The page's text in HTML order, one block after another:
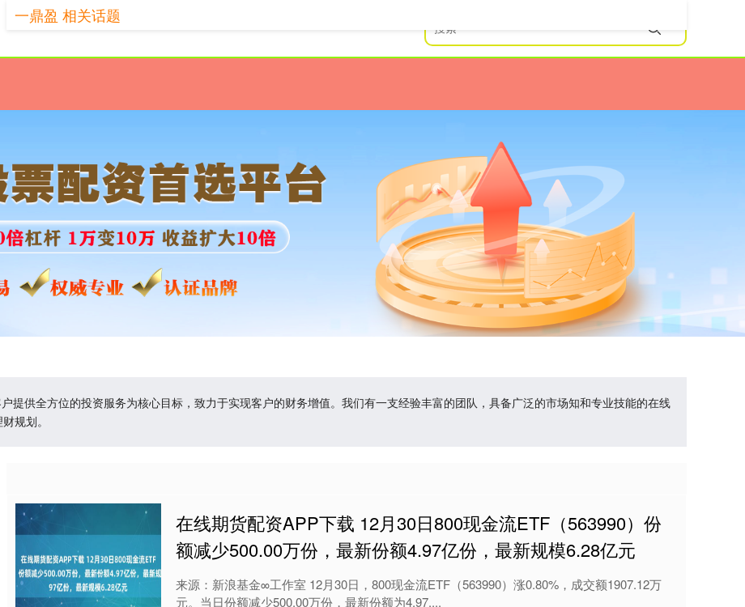
供全方位的投资服务为核心目标，致力于实现客户的财务增值。我们有一支经验丰富的团队，具备广泛的市场知和专业技能的在线
规划。
一鼎盈 相关话题
在线期货配资APP下载 12月30日800现金流ETF（563990）份
额减少500.00万份，最新份额4.97亿份，最新规模6.28亿元
来源：新浪基金∞工作室 12月30日，800现金流ETF（563990）涨0.80%，成交额1907.12万
元。当日份额减少500.00万份，最新份额为4.97....